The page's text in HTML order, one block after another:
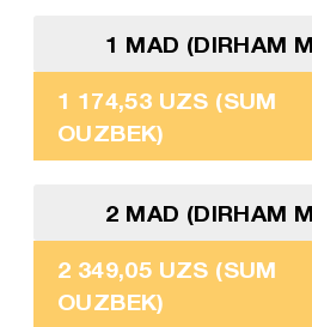
1 MAD (DIRHAM
1 174,53 UZS (SUM
OUZBEK)
2 MAD (DIRHAM
2 349,05 UZS (SUM
OUZBEK)